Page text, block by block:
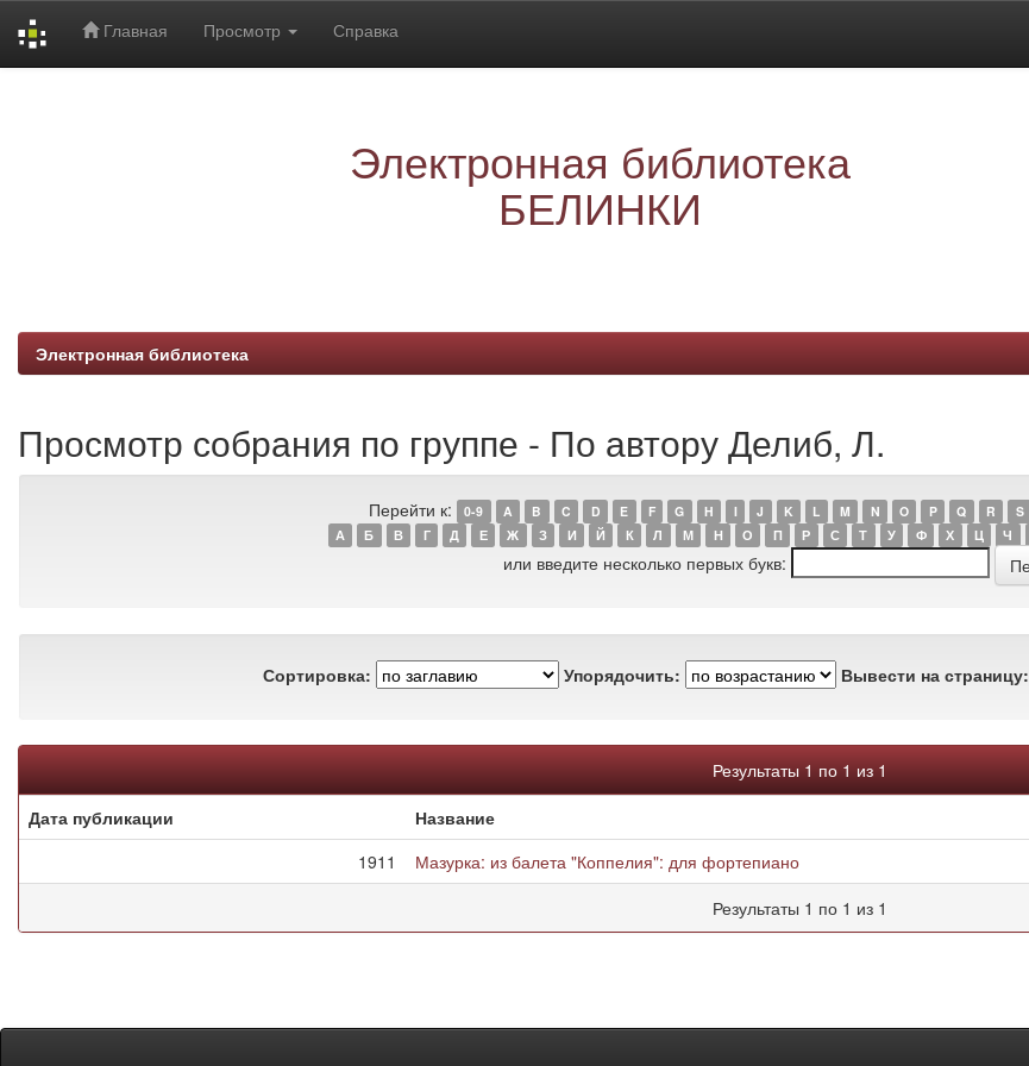
Главная Просмотр Справка
Электронная библиотека
БЕЛИНКИ
Электронная библиотека
Просмотр собрания по группе - По автору Делиб, Л.
Перейти к: 0-9 A B C D E F G H I J K L M N O P Q R S
А
Б В Г Д Е Ж З И Й К Л М Н О П Р С Т У Ф Х Ц Ч
или введите несколько первых букв:
Сортировка: Упорядочить: Вывести на страницу:
Результаты 1 по 1 из 1
Дата публикации
Название
1911
Мазурка: из балета "Коппелия": для фортепиано
Результаты 1 по 1 из 1